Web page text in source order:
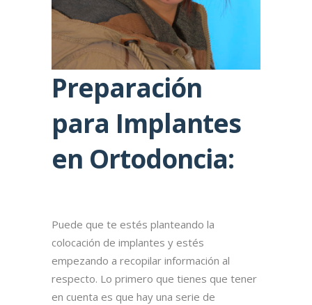
Preparación
para Implantes
en Ortodoncia:
Puede que te estés planteando la
colocación de implantes y estés
empezando a recopilar información al
respecto. Lo primero que tienes que tener
en cuenta es que hay una serie de